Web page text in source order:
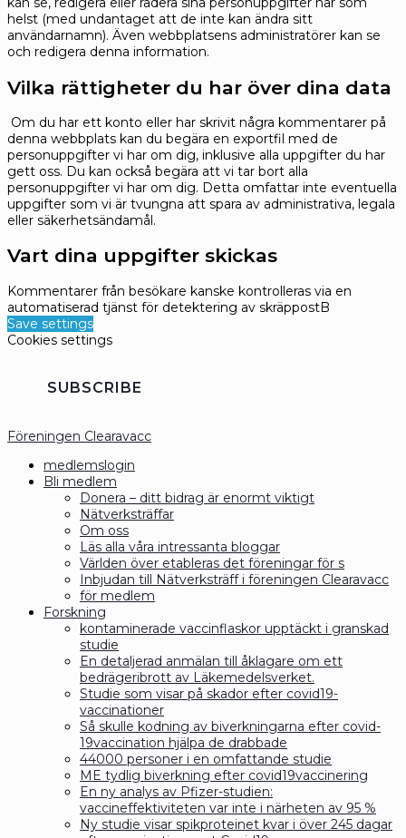
helst (med undantaget att de inte kan ändra sitt
användarnamn). Även webbplatsens administratörer kan se
och redigera denna information.
Vilka rättigheter du har över dina data
Om du har ett konto eller har skrivit några kommentarer på
denna webbplats kan du begära en exportfil med de
personuppgifter vi har om dig, inklusive alla uppgifter du har
gett oss. Du kan också begära att vi tar bort alla
personuppgifter vi har om dig. Detta omfattar inte eventuella
uppgifter som vi är tvungna att spara av administrativa, legala
eller säkerhetsändamål.
Vart dina uppgifter skickas
Kommentarer från besökare kanske kontrolleras via en
automatiserad tjänst för detektering av skräppostB
Save settings
Cookies settings
SUBSCRIBE
Föreningen Clearavacc
medlemslogin
Bli medlem
Donera – ditt bidrag är enormt viktigt
Nätverksträffar
Om oss
Läs alla våra intressanta bloggar
Världen över etableras det föreningar för s
Inbjudan till Nätverksträff i föreningen Clearavacc
för medlem
Forskning
kontaminerade vaccinflaskor upptäckt i granskad
studie
En detaljerad anmälan till åklagare om ett
bedrägeribrott av Läkemedelsverket.
Studie som visar på skador efter covid19-
vaccinationer
Så skulle kodning av biverkningarna efter covid-
19vaccination hjälpa de drabbade
44000 personer i en omfattande studie
ME tydlig biverkning efter covid19vaccinering
En ny analys av Pfizer-studien:
vaccineffektiviteten var inte i närheten av 95 %
Ny studie visar spikproteinet kvar i över 245 dagar